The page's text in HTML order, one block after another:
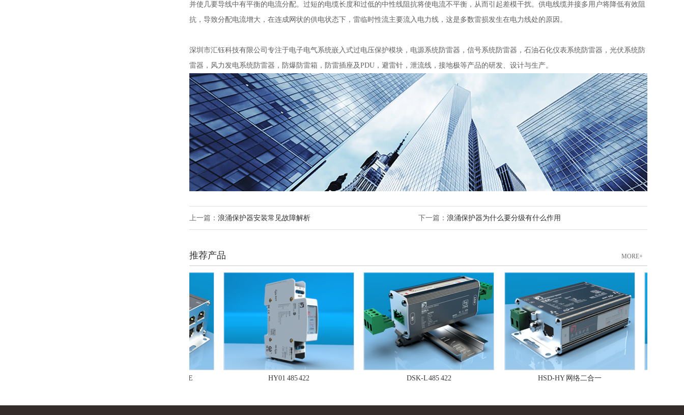
并使几要导线中有平衡的电流分配。过短的电缆长度和过低的中性线阻抗将使电流不平衡，从而引起差模干扰。供电线缆并接多用户将降低有效阻
抗，导致分配电流增大，在连成网状的供电状态下，雷临时性流主要流入电力线，这是多数雷损发生在电力线处的原因。
深圳市汇钰科技有限公司专注于电子电气系统嵌入式过电压保护模块，电源系统防雷器，信号系统防雷器，石油石化仪表系统防雷器，光伏系统防
雷器，风力发电系统防雷器，防爆防雷箱，防雷插座及PDU，避雷针，泄流线，接地极等产品的研发、设计与生产。
下一篇： 浪涌保护器为什么要分级有什么作用
上一篇： 浪涌保护器安装常见故障解析
MORE+
推荐产品
HY01 485 422 DSK-L 485 422 HSD-HY 网络二合一